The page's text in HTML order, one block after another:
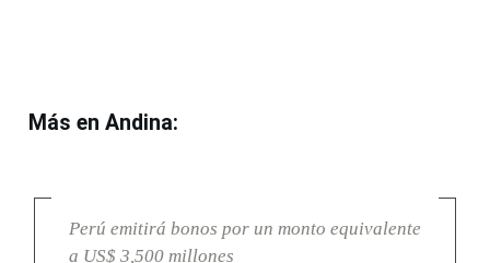
Más en Andina:
Perú emitirá bonos por un monto equivalente
a US$ 3,500 millones